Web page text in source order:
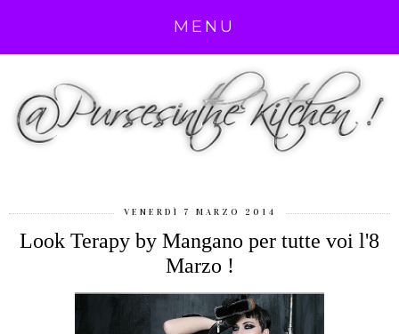
MENU
VENERDÌ 7 MARZO 2014
Look Terapy by Mangano per tutte voi l'8
Marzo !